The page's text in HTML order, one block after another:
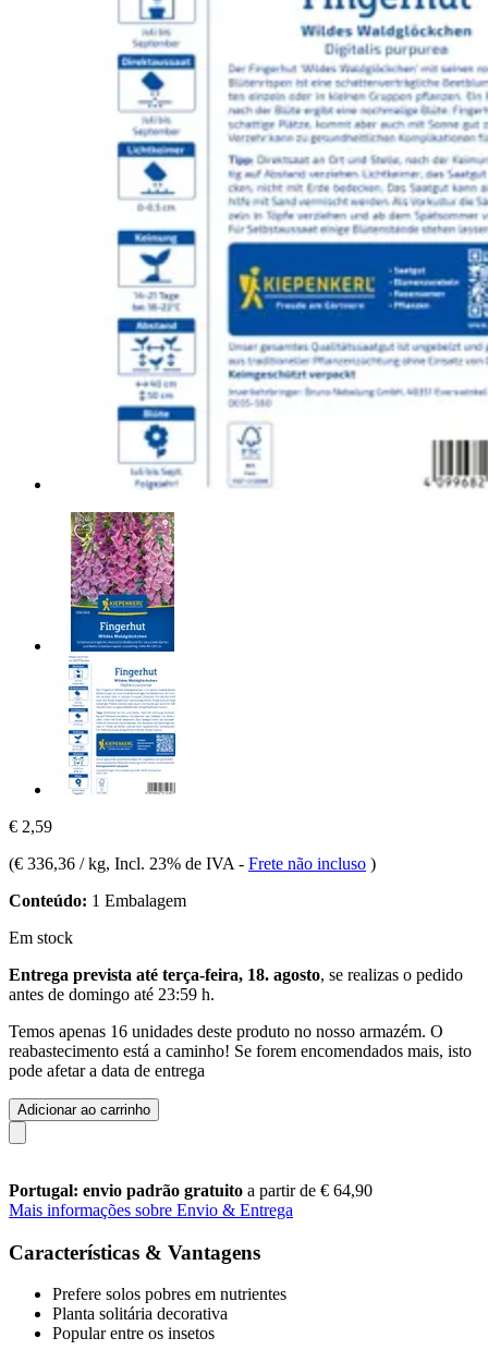
€ 2,59
(€ 336,36 / kg, Incl. 23% de IVA - Frete não incluso )
Conteúdo: 1 Embalagem
Em stock
Entrega prevista até terça-feira, 18. agosto, se realizas o pedido
antes de domingo até 23:59 h.
Temos apenas 16 unidades deste produto no nosso armazém. O
reabastecimento está a caminho! Se forem encomendados mais, isto
pode afetar a data de entrega
Adicionar ao carrinho
Portugal: envio padrão gratuito a partir de € 64,90
Mais informações sobre Envio & Entrega
Características & Vantagens
Prefere solos pobres em nutrientes
Planta solitária decorativa
Popular entre os insetos